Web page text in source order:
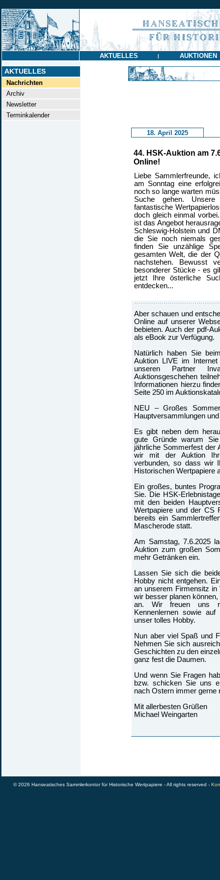
AKTUELLES | AUKTIONEN
AKTUELLES
Nachrichten
Archiv
Newsletter
Terminkalender
18. April 2025
44. HSK-Auktion am
Online!
Liebe Sammlerfreunde,
am Sonntag eine
noch so lange warten
Suche gehen.
fantastische
doch gleich einmal
ist das Angebot
Schleswig-Holstein und
die Sie noch niemals
finden Sie unzählige
gesamten Welt, die der
nachstehen. Bewusst
besonderer Stücke - es
jetzt Ihre österliche
entdecken...
Aber schauen und
Online auf unserer
bebieten. Auch der pdf-
als eBook zur Verfügung.
Natürlich haben Sie
Auktion LIVE im
unseren Partner
Auktionsgeschehen
Informationen hierzu
Seite 250 im
NEU – Großes
Hauptversammlungen
Es gibt neben dem
gute Gründe warum
jährliche Sommerfest der
wir mit der Auktion
verbunden, so dass wir
Historischen Wertpapiere
Ein großes, buntes
Sie. Die HSK-
mit den beiden
Wertpapiere und der CS
bereits ein
Mascherode statt.
Am Samstag, 7.6.2025
Auktion zum großen
mehr Getränken ein.
Lassen Sie sich die
Hobby nicht entgehen.
an unserem Firmensitz in
wir besser planen
an. Wir freuen uns
Kennenlernen sowie
unser tolles Hobby.
Nun aber viel Spaß und
Nehmen Sie sich
Geschichten zu den
ganz fest die Daumen.
Und wenn Sie Fragen
bzw. schicken Sie uns
nach Ostern immer gerne
Mit allerbesten Grüßen
Michael Weingarten
© 2026 Hanseatisches Sammlerkontor für Historische Wertpapiere - All rights reserved -